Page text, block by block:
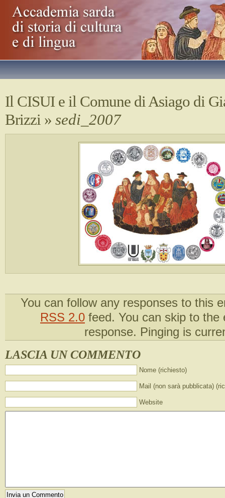
Il CISUI e il Comune di Asiago di
Brizzi » sedi_2007
You can follow any responses to this
RSS 2.0 feed. You can skip to the
response. Pinging is
LASCIA UN COMMENTO
Nome (richiesto)
Mail (non sarà pubblicata)
Website